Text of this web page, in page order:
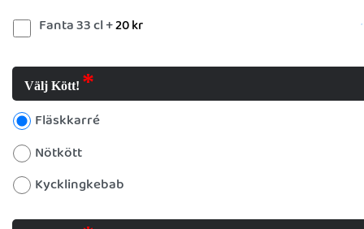
Fanta 33 cl +20kr
Välj Kött!
Fläskkarré
Nötkött
Kycklingkebab